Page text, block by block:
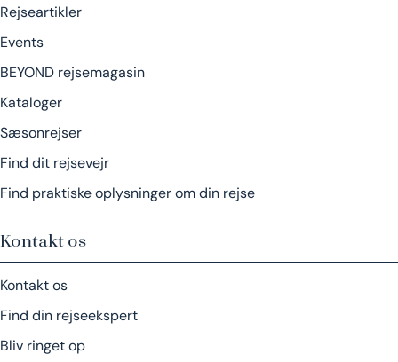
Rejseartikler
Events
BEYOND rejsemagasin
Kataloger
Sæsonrejser
Find dit rejsevejr
Find praktiske oplysninger om din rejse
Kontakt os
Kontakt os
Find din rejseekspert
Bliv ringet op